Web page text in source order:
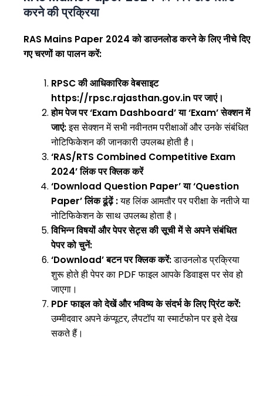
करने की प्रक्रिया
RAS Mains Paper 2024 को डाउनलोड करने के लिए नीचे दिए
गए चरणों का पालन करें:
RPSC की आधिकारिक वेबसाइट
https://rpsc.rajasthan.gov.in पर जाएं।
होम पेज पर ‘Exam Dashboard’ या ‘Exam’ सेक्शन में
जाएं:इस सेक्शन में सभी नवीनतम परीक्षाओं और उनके संबंधित
नोटिफिकेशन की जानकारी उपलब्ध होती है।
‘RAS/RTS Combined Competitive Exam
2024’ लिंक पर क्लिक करें
‘Download Question Paper’ या ‘Question
Paper’ लिंक ढूंढ़ें :यह लिंक आमतौर पर परीक्षा के नतीजे या
नोटिफिकेशन के साथ उपलब्ध होता है।
विभिन्न विषयों और पेपर सेट्स की सूची में से अपने संबंधित
पेपर को चुनें:
‘Download’ बटन पर क्लिक करें:डाउनलोड प्रक्रिया
शुरू होते ही पेपर का PDF फाइल आपके डिवाइस पर सेव हो
जाएगा।
PDF फाइल को देखें और भविष्य के संदर्भ के लिए प्रिंट करें:
उम्मीदवार अपने कंप्यूटर, लैपटॉप या स्मार्टफोन पर इसे देख
सकते हैं।